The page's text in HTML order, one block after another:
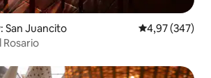
San Juancito Średnia
4,97 (347)